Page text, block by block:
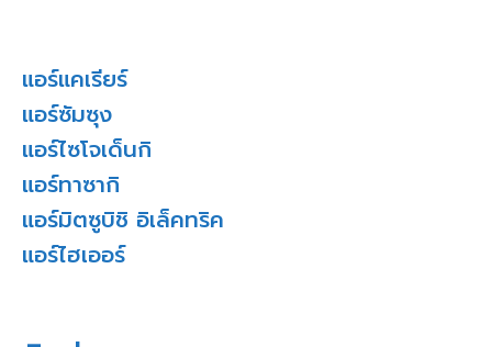
แอร์แคเรียร์
แอร์ซัมซุง
แอร์ไซโจเด็นกิ
แอร์ทาซากิ
แอร์มิตซูบิชิ อิเล็คทริค
แอร์ไฮเออร์